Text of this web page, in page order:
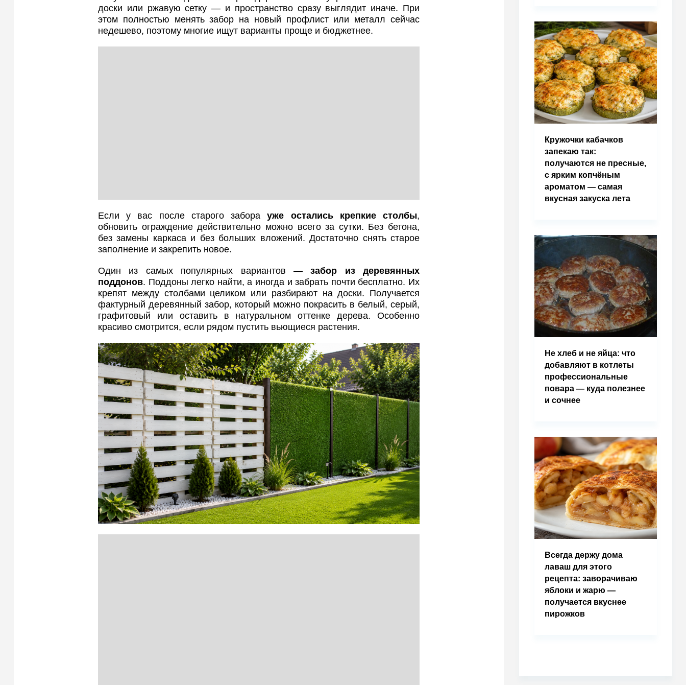
доски или ржавую сетку — и пространство сразу выглядит иначе. При
этом полностью менять забор на новый профлист или металл сейчас
недешево, поэтому многие ищут варианты проще и бюджетнее.
Если у вас после старого заборауже остались крепкие столбы,
обновить ограждение действительно можно всего за сутки. Без бетона,
без замены каркаса и без больших вложений. Достаточно снять старое
заполнение и закрепить новое.
Один из самых популярных вариантов —забор из деревянных
поддонов. Поддоны легко найти, а иногда и забрать почти бесплатно. Их
крепят между столбами целиком или разбирают на доски. Получается
фактурный деревянный забор, который можно покрасить в белый, серый,
графитовый или оставить в натуральном оттенке дерева. Особенно
красиво смотрится, если рядом пустить вьющиеся растения.
Кружочки кабачков
запекаю так:
получаются не пресные,
с ярким копчёным
ароматом — самая
вкусная закуска лета
Не хлеб и не яйца: что
добавляют в котлеты
профессиональные
повара — куда полезнее
и сочнее
Всегда держу дома
лаваш для этого
рецепта: заворачиваю
яблоки и жарю —
получается вкуснее
пирожков